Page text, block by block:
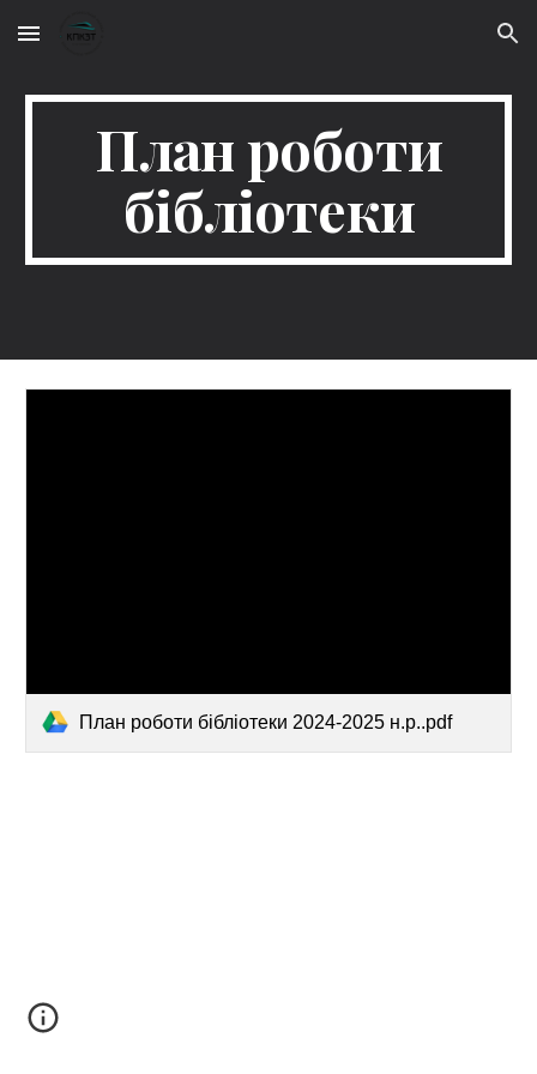
Skip to main content Skip to navigation
План роботи
бібліотеки
План роботи бібліотеки 2024-2025 н.р..pdf